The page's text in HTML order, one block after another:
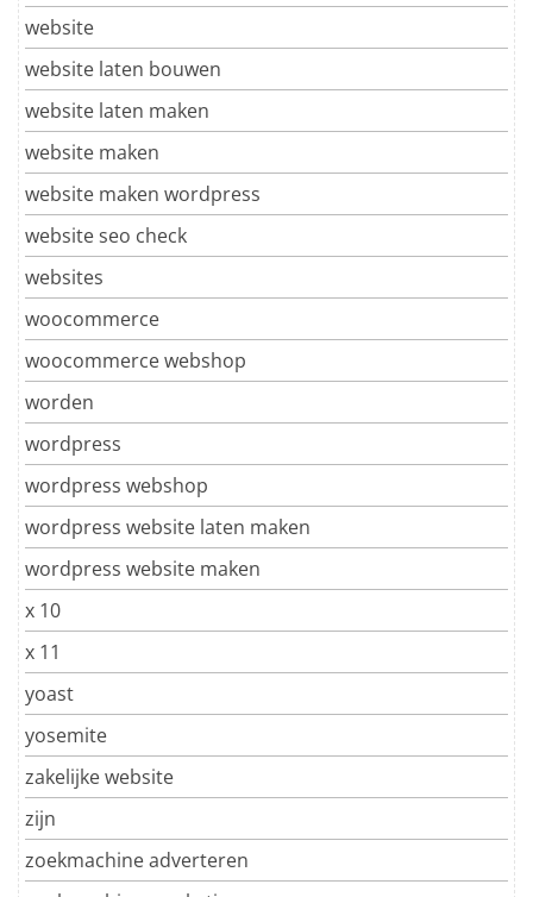
website
website laten bouwen
website laten maken
website maken
website maken wordpress
website seo check
websites
woocommerce
woocommerce webshop
worden
wordpress
wordpress webshop
wordpress website laten maken
wordpress website maken
x 10
x 11
yoast
yosemite
zakelijke website
zijn
zoekmachine adverteren